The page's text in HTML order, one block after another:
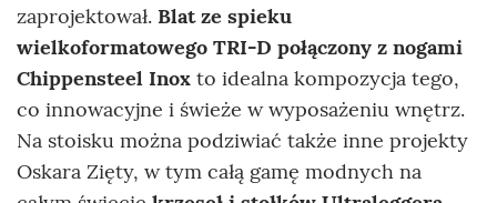
zaprojektował. Blat ze spieku
wielkoformatowego TRI-D połączony z nogami
Chippensteel Inox to idealna kompozycja tego,
co innowacyjne i świeże w wyposażeniu wnętrz.
Na stoisku można podziwiać także inne projekty
Oskara Zięty, w tym całą gamę modnych na